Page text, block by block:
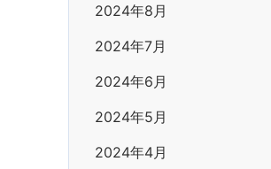
2024年8月
2024年7月
2024年6月
2024年5月
2024年4月